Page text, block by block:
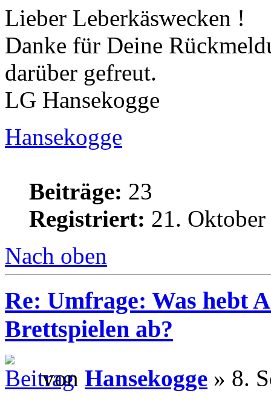
Lieber Leberkäswecken !
Danke für Deine
darüber gefreut.
LG Hansekogge
Hansekogge
Beiträge: 23
Registriert: 21.
Nach oben
Re: Umfrage: Was hebt
Brettspielen ab?
von Hansekogge » 8.